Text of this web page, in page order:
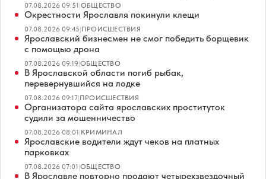
07.08.2026 09:51|ОБЩЕСТВО
Окрестности Ярославля покинули клещи
07.08.2026 09:45|ПРОИСШЕСТВИЯ
Ярославский бизнесмен не смог победить борщевик
с помощью дрона
07.08.2026 09:19|ОБЩЕСТВО
В Ярославской области погиб рыбак,
перевернувшийся на лодке
07.08.2026 09:17|ПРОИСШЕСТВИЯ
Организатора сайта ярославских проституток
судили за мошенничество
07.08.2026 08:01|КРИМИНАЛ
Ярославские водители ждут чеков на платных
парковках
07.08.2026 07:01|ОБЩЕСТВО
В Ярославле повторно продают четырехзвездочный